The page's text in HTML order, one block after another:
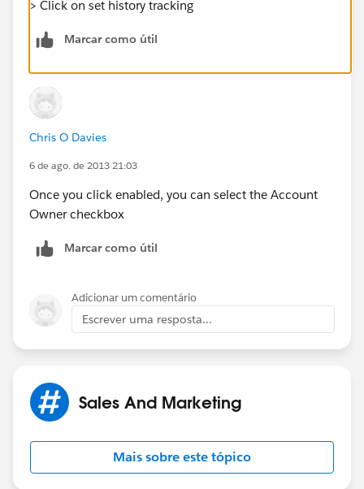
> Click on set history tracking
Marcar como útil
Chris O Davies
6 de ago. de 2013 21:03
Once you click enabled, you can select the Account
Owner checkbox
Marcar como útil
Adicionar um comentário
Escrever uma resposta...
Sales And Marketing
Mais sobre este tópico